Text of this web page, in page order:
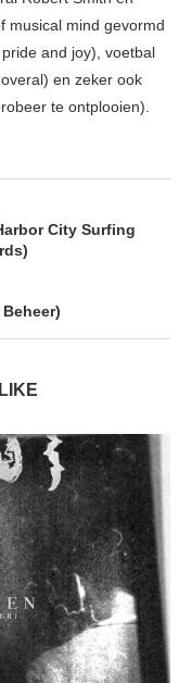
musical mind gevormd
and joy), voetbal
en zeker ook
te ontplooien).
City Surfing